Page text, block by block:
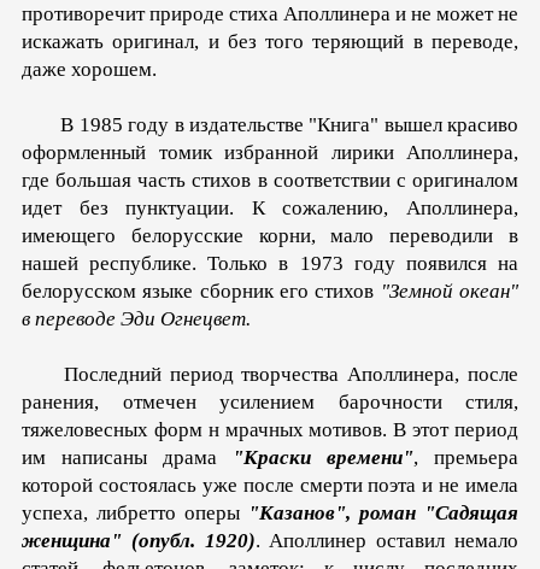
противоречит природе стиха Аполлинера и не может не
искажать оригинал, и без того теряющий в переводе,
даже хорошем.
В 1985 году в издательстве "Книга" вышел красиво
оформленный томик избранной лирики Аполлинера,
где большая часть стихов в соответствии с оригиналом
идет без пунктуации. К сожалению, Аполлинера,
имеющего белорусские корни, мало переводили в
нашей республике. Только в 1973 году появился на
белорусском языке сборник его стихов "Земной океан"
в переводе Эди Огнецвет.
Последний период творчества Аполлинера, после
ранения, отмечен усилением барочности стиля,
тяжеловесных форм н мрачных мотивов. В этот период
им написаны драма
"Краски времени", премьера
которой состоялась уже после смерти поэта и не имела
успеха, либретто оперы "Казанов", роман "Садящая
женщина" (опубл. 1920). Аполлинер оставил немало